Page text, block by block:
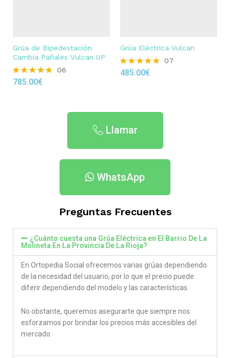
Grúa de Bipedestación
Cambia Pañales Vulcan UP
Rated
06
785.00€
Grúa Eléctrica Vulcan
Rated
07
485.00€
Llamar
WhatsApp
Preguntas Frecuentes
¿Cuánto cuesta una Grúa Eléctrica en El Barrio De La
Molineta En La Provincia De La Rioja​?
En Ortopedia Social ofrecemos varias grúas dependiendo
de la necesidad del usuario, por lo que el precio puede
diferir dependiendo del modelo y las características.
No obstante, queremos asegurarte que siempre nos
esforzamos por brindar los precios más accesibles del
mercado.